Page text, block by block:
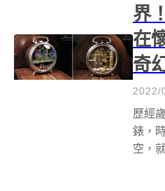
界
在
奇
2022/
歷經
錶，
空，